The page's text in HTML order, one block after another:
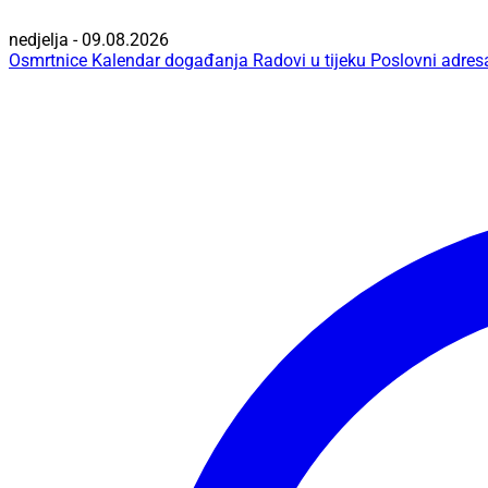
nedjelja - 09.08.2026
Osmrtnice Kalendar događanja Radovi u tijeku Poslovni